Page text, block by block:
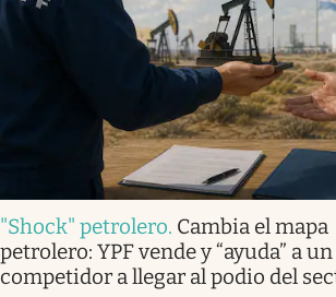
"Shock" petrolero. Cambia el mapa
petrolero: YPF vende y “ayuda” a
competidor a llegar al podio del